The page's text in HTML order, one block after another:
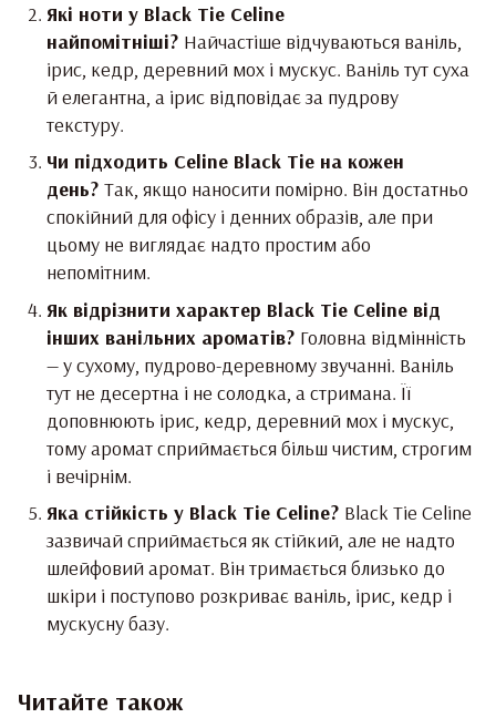
Які ноти у Black Tie Celine
найпомітніші? Найчастіше відчуваються ваніль,
ірис, кедр, деревний мох і мускус. Ваніль тут суха
й елегантна, а ірис відповідає за пудрову
текстуру.
Чи підходить Celine Black Tie на кожен
день? Так, якщо наносити помірно. Він достатньо
спокійний для офісу і денних образів, але при
цьому не виглядає надто простим або
непомітним.
Як відрізнити характер Black Tie Celine від
інших ванільних ароматів? Головна відмінність
— у сухому, пудрово-деревному звучанні. Ваніль
тут не десертна і не солодка, а стримана. Її
доповнюють ірис, кедр, деревний мох і мускус,
тому аромат сприймається більш чистим, строгим
і вечірнім.
Яка стійкість у Black Tie Celine? Black Tie Celine
зазвичай сприймається як стійкий, але не надто
шлейфовий аромат. Він тримається близько до
шкіри і поступово розкриває ваніль, ірис, кедр і
мускусну базу.
Читайте також